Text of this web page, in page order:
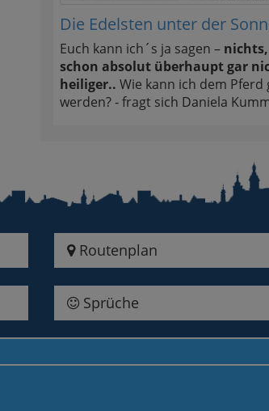
Die Edelsten unter der
Euch kann ich´s ja sagen –
schon absolut überhaupt gar
heiliger.. Wie kann ich dem Pferd
werden? - fragt sich Daniela
Routenplan
Sprüche